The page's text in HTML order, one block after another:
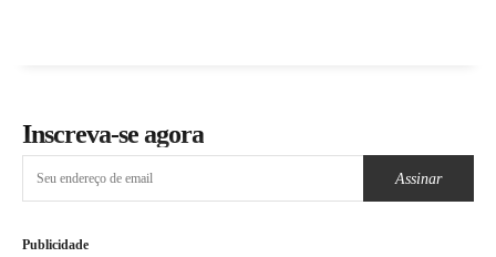
Inscreva-se agora
Assinar
Publicidade